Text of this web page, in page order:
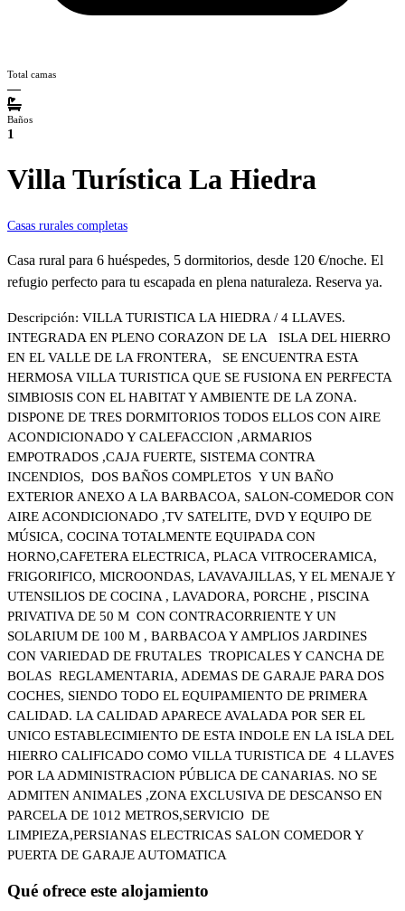
Total camas
—
Baños
1
Villa Turística La Hiedra
Casas rurales completas
Casa rural para 6 huéspedes, 5 dormitorios, desde 120 €/noche. El
refugio perfecto para tu escapada en plena naturaleza. Reserva ya.
Descripción: VILLA TURISTICA LA HIEDRA / 4 LLAVES.
INTEGRADA EN PLENO CORAZON DE LA ISLA DEL HIERRO
EN EL VALLE DE LA FRONTERA, SE ENCUENTRA ESTA
HERMOSA VILLA TURISTICA QUE SE FUSIONA EN PERFECTA
SIMBIOSIS CON EL HABITAT Y AMBIENTE DE LA ZONA.
DISPONE DE TRES DORMITORIOS TODOS ELLOS CON AIRE
ACONDICIONADO Y CALEFACCION ,ARMARIOS
EMPOTRADOS ,CAJA FUERTE, SISTEMA CONTRA
INCENDIOS, DOS BAÑOS COMPLETOS Y UN BAÑO
EXTERIOR ANEXO A LA BARBACOA, SALON-COMEDOR CON
AIRE ACONDICIONADO ,TV SATELITE, DVD Y EQUIPO DE
MÚSICA, COCINA TOTALMENTE EQUIPADA CON
HORNO,CAFETERA ELECTRICA, PLACA VITROCERAMICA,
FRIGORIFICO, MICROONDAS, LAVAVAJILLAS, Y EL MENAJE Y
UTENSILIOS DE COCINA , LAVADORA, PORCHE , PISCINA
PRIVATIVA DE 50 M CON CONTRACORRIENTE Y UN
SOLARIUM DE 100 M , BARBACOA Y AMPLIOS JARDINES
CON VARIEDAD DE FRUTALES TROPICALES Y CANCHA DE
BOLAS REGLAMENTARIA, ADEMAS DE GARAJE PARA DOS
COCHES, SIENDO TODO EL EQUIPAMIENTO DE PRIMERA
CALIDAD. LA CALIDAD APARECE AVALADA POR SER EL
UNICO ESTABLECIMIENTO DE ESTA INDOLE EN LA ISLA DEL
HIERRO CALIFICADO COMO VILLA TURISTICA DE 4 LLAVES
POR LA ADMINISTRACION PÚBLICA DE CANARIAS. NO SE
ADMITEN ANIMALES ,ZONA EXCLUSIVA DE DESCANSO EN
PARCELA DE 1012 METROS,SERVICIO DE
LIMPIEZA,PERSIANAS ELECTRICAS SALON COMEDOR Y
PUERTA DE GARAJE AUTOMATICA
Qué ofrece este alojamiento